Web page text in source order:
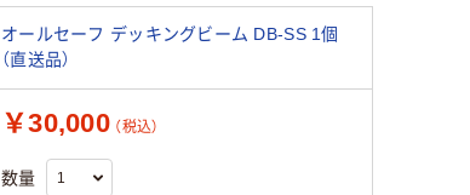
オールセーフ デッキングビーム DB-SS 1個
（直送品）
￥30,000 （税込）
数量